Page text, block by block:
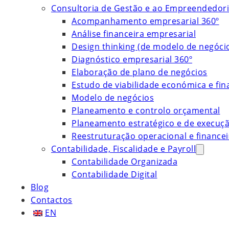
Consultoria de Gestão e ao
Acompanhamento empresarial 360º
Análise financeira empresarial
Design thinking (de modelo de
Diagnóstico empresarial 360º
Elaboração de plano de negócios
Estudo de viabilidade económica e
Modelo de negócios
Planeamento e controlo orçamental
Planeamento estratégico e de
Reestruturação operacional e
Contabilidade, Fiscalidade e Payroll
Contabilidade Organizada
Contabilidade Digital
Blog
Contactos
EN